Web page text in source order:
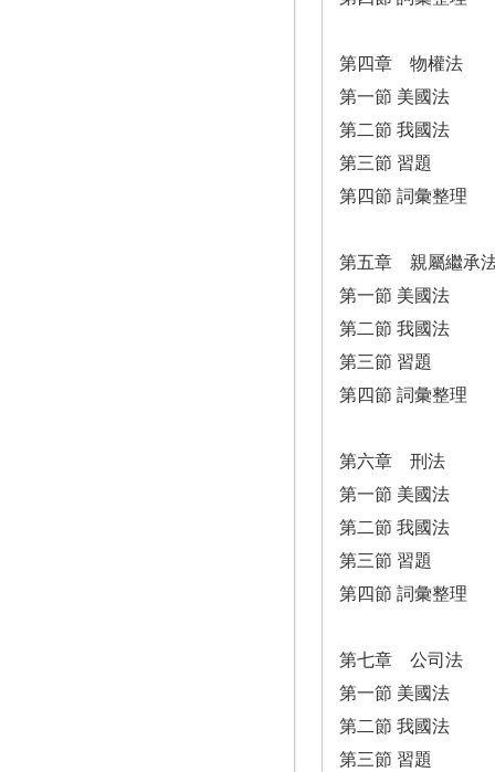
第四章 物權法
第一節 美國法
第二節 我國法
第三節 習題
第四節 詞彙整理
第五章 親屬繼承
第一節 美國法
第二節 我國法
第三節 習題
第四節 詞彙整理
第六章 刑法
第一節 美國法
第二節 我國法
第三節 習題
第四節 詞彙整理
第七章 公司法
第一節 美國法
第二節 我國法
第三節 習題